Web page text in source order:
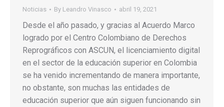
Noticias By Leandro Vinasco abril 19, 2021
Desde el año pasado, y gracias al Acuerdo Marco
logrado por el Centro Colombiano de Derechos
Reprográficos con ASCUN, el licenciamiento digital
en el sector de la educación superior en Colombia
se ha venido incrementando de manera importante,
no obstante, son muchas las entidades de
educación superior que aún siguen funcionando sin